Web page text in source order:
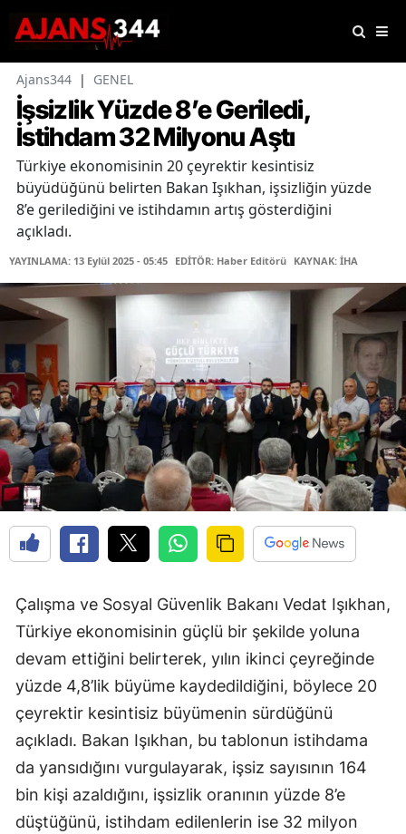
Ajans344 | GENEL
İşsizlik Yüzde 8’e Geriledi,
İstihdam 32 Milyonu Aştı
Türkiye ekonomisinin 20 çeyrektir kesintisiz
büyüdüğünü belirten Bakan Işıkhan, işsizliğin yüzde
8’e gerilediğini ve istihdamın artış gösterdiğini
açıkladı.
YAYINLAMA: 13 Eylül 2025 - 05:45 EDİTÖR: Haber Editörü KAYNAK: İHA
Çalışma ve Sosyal Güvenlik Bakanı Vedat Işıkhan,
Türkiye ekonomisinin güçlü bir şekilde yoluna
devam ettiğini belirterek, yılın ikinci çeyreğinde
yüzde 4,8’lik büyüme kaydedildiğini, böylece 20
çeyrektir kesintisiz büyümenin sürdüğünü
açıkladı. Bakan Işıkhan, bu tablonun istihdama
da yansıdığını vurgulayarak, işsiz sayısının 164
bin kişi azaldığını, işsizlik oranının yüzde 8’e
düştüğünü, istihdam edilenlerin ise 32 milyon